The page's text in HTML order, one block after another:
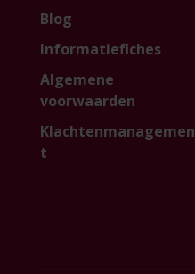
Blog
Informatiefiches
Algemene
voorwaarden
Klachtenmanagemen
t